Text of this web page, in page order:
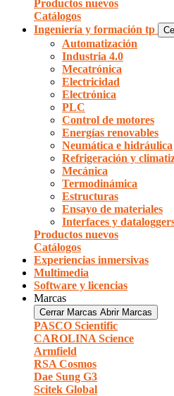
Productos nuevos
Catálogos
Ingeniería y formación tp
Automatización
Industria 4.0
Mecatrónica
Electricidad
Electrónica
PLC
Control de motores
Energías renovables
Neumática e hidráulica
Refrigeración y
Mecánica
Termodinámica
Estructuras
Ensayo de materiales
Interfaces y
Productos nuevos
Catálogos
Experiencias inmersivas
Multimedia
Software y licencias
Marcas
Cerrar Marcas Abrir Marcas
PASCO Scientific
CAROLINA Science
Armfield
RSA Cosmos
Dae Sung G3
Scitek Global